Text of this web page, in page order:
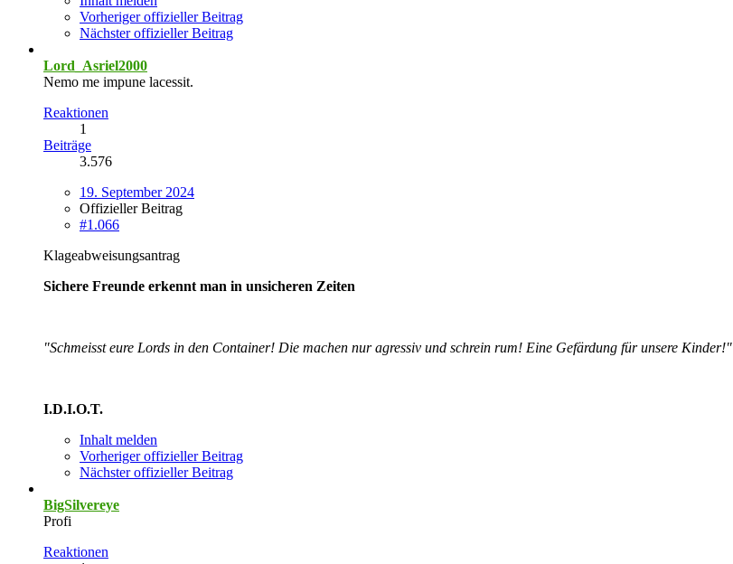
Vorheriger offizieller Beitrag
Nächster offizieller Beitrag
Lord_Asriel2000
Nemo me impune lacessit.
Reaktionen
1
Beiträge
3.576
19. September 2024
Offizieller Beitrag
#1.066
Klageabweisungsantrag
Sichere Freunde erkennt man in unsicheren Zeiten
"Schmeisst eure Lords in den Container! Die machen nur agressiv und schrein rum! Eine Gefärdung für unsere Kinder!"
I.D.I.O.T.
Inhalt melden
Vorheriger offizieller Beitrag
Nächster offizieller Beitrag
BigSilvereye
Profi
Reaktionen